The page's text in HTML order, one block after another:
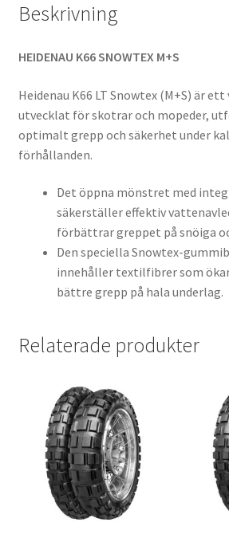
Beskrivning
HEIDENAU K66 SNOWTEX M+S
Heidenau K66 LT Snowtex (M+S) är
utvecklat för skotrar och mopeder,
optimalt grepp och säkerhet under
förhållanden.
Det öppna mönstret med
säkerställer effektiv
förbättrar greppet på snöiga
Den speciella Snowtex-
innehåller textilfibrer som
bättre grepp på hala underlag.
Relaterade produkter